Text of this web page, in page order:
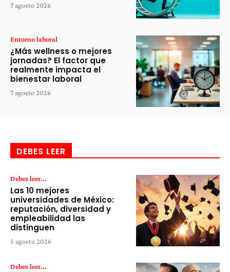
7 agosto 2026
Entorno laboral
¿Más wellness o mejores
jornadas? El factor que
realmente impacta el
bienestar laboral
7 agosto 2026
DEBES LEER
Debes leer...
Las 10 mejores
universidades de México:
reputación, diversidad y
empleabilidad las
distinguen
5 agosto 2026
Debes leer...